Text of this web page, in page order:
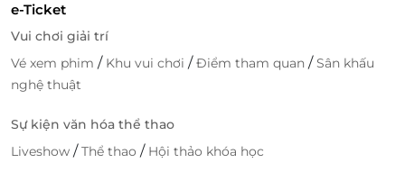
thật hoàn hảo tại trung tâm Sài Gòn.
LifeLink luôn đồng hành cùng khách hàng, đưa đến
những trải nghiệm dịch vụ tiện dụng, hấp dẫn, với
mức giá hấp dẫn chưa từng có.
Voucher giảm giá, đặt phòng tiện lợi tại Brown Dot
Hotel - Chỉ có tại LifeLink!
e-Ticket
Vui chơi giải trí
Vé xem phim / Khu vui chơi /Điểm tham quan /Sân khấu
nghệ thuật
Sự kiện văn hóa thể thao
Liveshow /Thể thao / Hội thảo khóa học